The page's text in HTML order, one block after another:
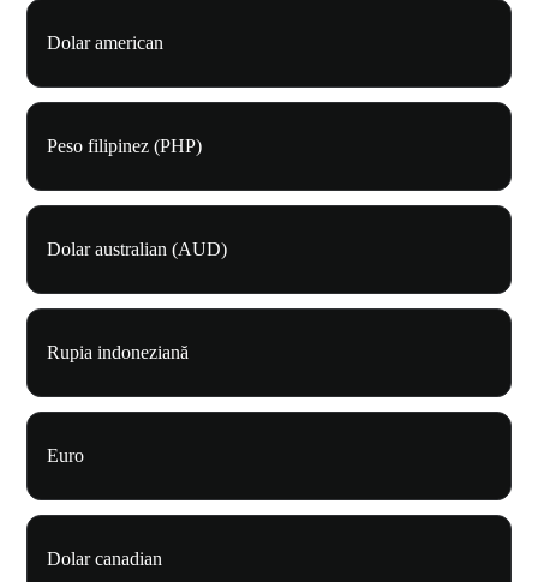
Dolar american
Peso filipinez (PHP)
Dolar australian (AUD)
Rupia indoneziană
Euro
Dolar canadian